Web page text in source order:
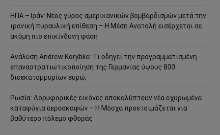
ΗΠΑ – Ιράν: Νέος γύρος αμερικανικών βομβαρδισμών μετά την
ιρανική πυραυλική επίθεση – Η Μέση Ανατολή εισέρχεται σε
ακόμη πιο επικίνδυνη φάση
Ανάλυση Andrew Korybko: Τι οδηγεί την προγραμματισμένη
επαναστρατιωτικοποίηση της Γερμανίας ύψους 800
δισεκατομμυρίων ευρώ;
Ρωσία: Δορυφορικές εικόνες αποκαλύπτουν νέα οχυρωμένα
καταφύγια αεροσκαφών – Η Μόσχα προετοιμάζεται για
βαθύτερο πόλεμο φθοράς